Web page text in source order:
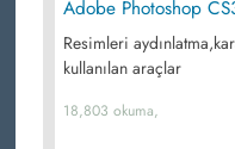
Adobe Photoshop
Resimleri
kullanılan araçlar
18,803 okuma,